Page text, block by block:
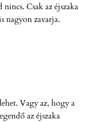
Csak az éjszaka
nagyon zavarja.
Vagy az, hogy a
az éjszaka